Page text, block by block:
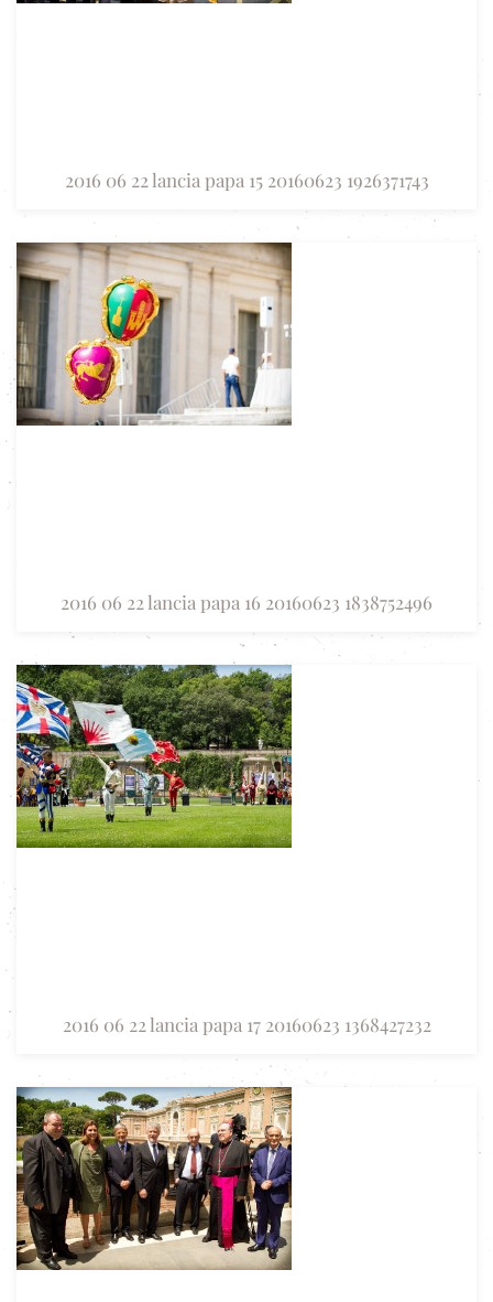
2016 06 22 lancia papa 15 20160623 1926371743
2016 06 22 lancia papa 16 20160623 1838752496
2016 06 22 lancia papa 17 20160623 1368427232